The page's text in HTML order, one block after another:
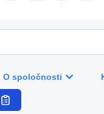
O spoločnosti